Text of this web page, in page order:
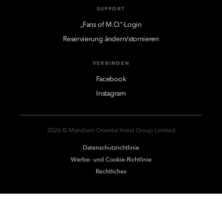
SUPPORT
„Fans of M.O.“-Login
Reservierung ändern/stornieren
VERBINDEN
Facebook
Instagram
2026 © Mandarin Oriental Hotel Group Limited
Datenschutzrichtlinie
Werbe- und Cookie-Richtlinie
Rechtliches